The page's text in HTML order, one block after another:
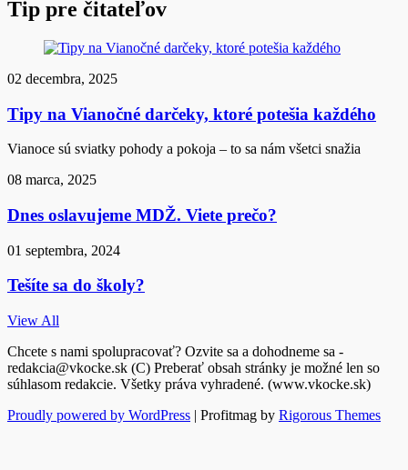
Tip pre čitateľov
02 decembra, 2025
Tipy na Vianočné darčeky, ktoré potešia každého
Vianoce sú sviatky pohody a pokoja – to sa nám všetci snažia
08 marca, 2025
Dnes oslavujeme MDŽ. Viete prečo?
01 septembra, 2024
Tešíte sa do školy?
View All
Chcete s nami spolupracovať? Ozvite sa a dohodneme sa -
redakcia@vkocke.sk (C) Preberať obsah stránky je možné len so
súhlasom redakcie. Všetky práva vyhradené. (www.vkocke.sk)
Proudly powered by WordPress | Profitmag by Rigorous Themes